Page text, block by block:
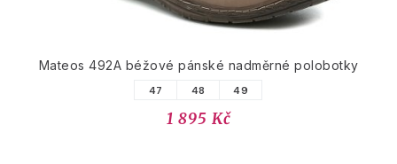
Mateos 492A béžové pánské nadměrné polobotky
47 48 49
1 895 Kč